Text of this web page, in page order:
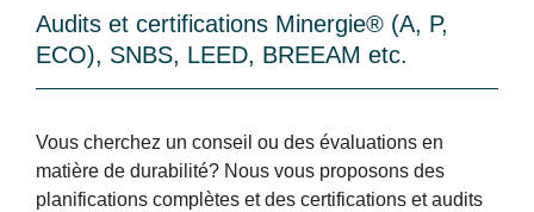
Audits et certifications Minergie® (A, P,
ECO), SNBS, LEED, BREEAM etc.
Vous cherchez un conseil ou des évaluations en
matière de durabilité? Nous vous proposons des
planifications complètes et des certifications et audits